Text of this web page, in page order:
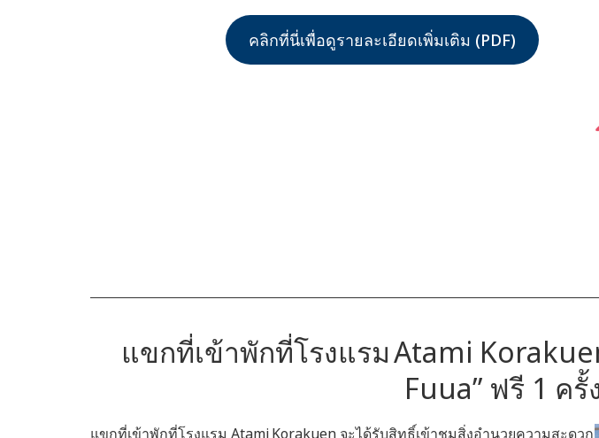
คลิกที่นี่เพื่อดูรายละเอียดเพิ่มเติม (PDF)
แขกที่เข้าพักที่โรงแรม Atami
Fuua” ฟรี 1 ค
แขกที่เข้าพักที่โรงแรม Atami Korakuen จะได้รับสิทธิ์เข้าชมสิ่งอำนวยความสะดวก